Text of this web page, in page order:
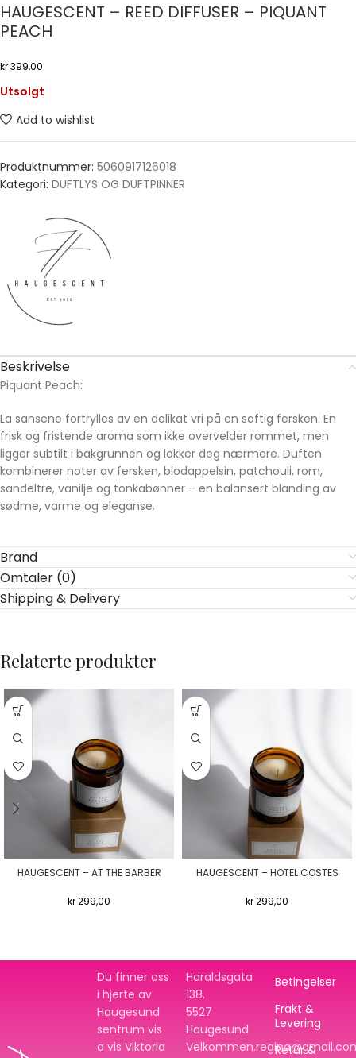
HAUGESCENT – REED DIFFUSER – PIQUANT
PEACH
kr399,00
Utsolgt
Add to wishlist
Produktnummer: 5060917126018
Kategori: DUFTLYS OG DUFTPINNER
Beskrivelse
Piquant Peach:
La sansene fortrylles av en delikat vri på en saftig fersken. En
frisk og fristende aroma som ikke overvelder rommet, men
ligger subtilt i bakgrunnen og lokker deg nærmere. Duften
kombinerer noter av fersken, blodappelsin, patchouli, rom,
sandeltre, vanilje og tonkabønner – en balansert blanding av
sødme, varme og eleganse.
Brand
Omtaler (0)
Shipping & Delivery
Relaterte produkter
HAUGESCENT – AT THE BARBER
kr299,00
HAUGESCENT – HOTEL COSTES
kr299,00
Du finner oss
i hjerte av
Haugesund
sentrum vis
a vis Viktoria
Haraldsgata
138,
5527
Haugesund
Betingelser
Frakt &
Levering
Retur &